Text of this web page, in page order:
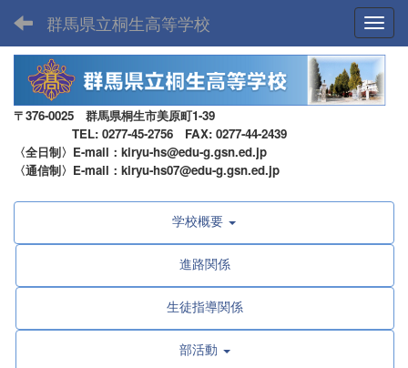
群馬県立桐生高等学校
〒376-0025 群馬県桐生市美原町1-39
TEL: 0277-45-2756 FAX: 0277-44-2439
〈全日制〉E-mail：kiryu-hs@edu-g.gsn.ed.jp
〈通信制〉E-mail：kiryu-hs07@edu-g.gsn.ed.jp
学校概要
進路関係
生徒指導関係
部活動